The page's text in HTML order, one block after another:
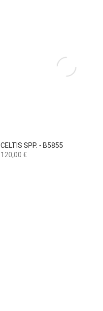
CELTIS SPP. - B5855
Preço
120,00 €
 Vista rápida